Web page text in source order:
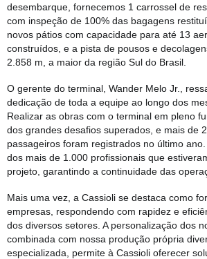
desembarque, fornecemos 1 carrossel de
com inspeção de 100% das bagagens
novos pátios com capacidade para até 13
construídos, e a pista de pousos e
2.858 m, a maior da região Sul do Brasil.
O gerente do terminal, Wander Melo Jr.,
dedicação de toda a equipe ao longo dos
Realizar as obras com o terminal em pleno
dos grandes desafios superados, e mais de
passageiros foram registrados no último
dos mais de 1.000 profissionais que
projeto, garantindo a continuidade das
Mais uma vez, a Cassioli se destaca como
empresas, respondendo com rapidez e
dos diversos setores. A personalização dos
combinada com nossa produção própria
especializada, permite à Cassioli oferecer